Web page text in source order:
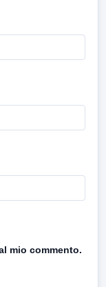
mio commento.